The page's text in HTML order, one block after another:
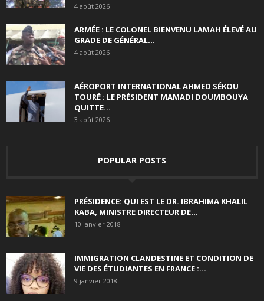
4 août 2026
ARMÉE : LE COLONEL BIENVENU LAMAH ÉLEVÉ AU
GRADE DE GÉNÉRAL...
4 août 2026
AÉROPORT INTERNATIONAL AHMED SÉKOU
TOURÉ : LE PRÉSIDENT MAMADI DOUMBOUYA
QUITTE...
3 août 2026
POPULAR POSTS
PRÉSIDENCE: QUI EST LE DR. IBRAHIMA KHALIL
KABA, MINISTRE DIRECTEUR DE...
10 janvier 2018
IMMIGRATION CLANDESTINE ET CONDITION DE
VIE DES ÉTUDIANTES EN FRANCE :...
9 janvier 2018